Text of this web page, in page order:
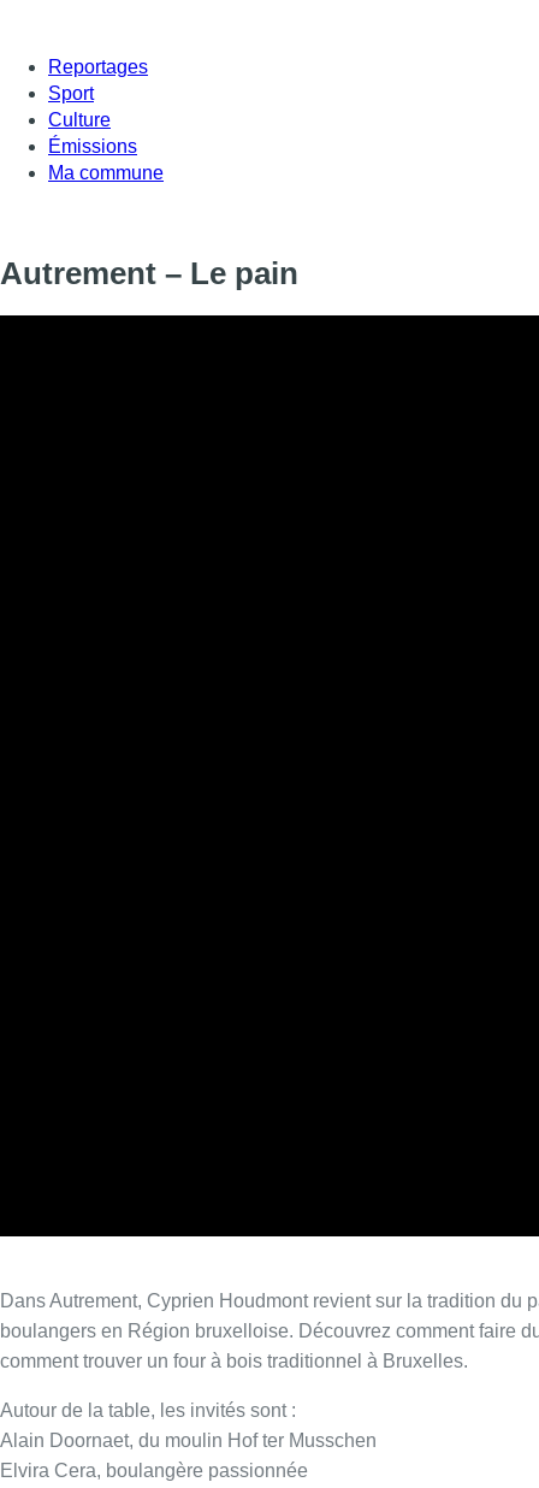
Reportages
Sport
Culture
Émissions
Ma commune
Autrement – Le pain
Dans Autrement, Cyprien Houdmont revient sur la tradition du
boulangers en Région bruxelloise. Découvrez comment faire
comment trouver un four à bois traditionnel à Bruxelles.
Autour de la table, les invités sont :
Alain Doornaet, du moulin Hof ter Musschen
Elvira Cera, boulangère passionnée